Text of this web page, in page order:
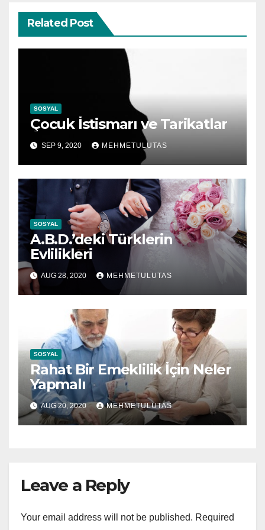
Related Post
SOSYAL
Çocuk İstismarı ve Tarikatlar
SEP 9, 2020 MEHMETULUTAS
SOSYAL
A.B.D.’deki Türklerin
Evlilikleri
AUG 28, 2020 MEHMETULUTAS
SOSYAL
Rahat Bir Emeklilik İçin Neler
Yapmalı
AUG 20, 2020 MEHMETULUTAS
Leave a Reply
Your email address will not be published. Required